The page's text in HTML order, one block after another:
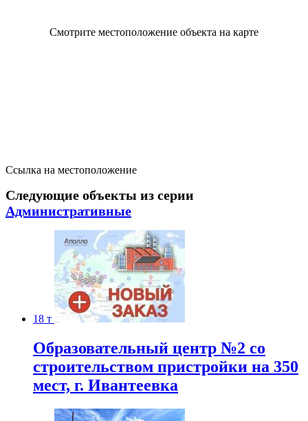
Смотрите местоположение объекта на карте
Ссылка на местоположение
Следующие объекты из серии
Административные
18 т
Образовательный центр №2 со
строительством пристройки на 350
мест, г. Ивантеевка